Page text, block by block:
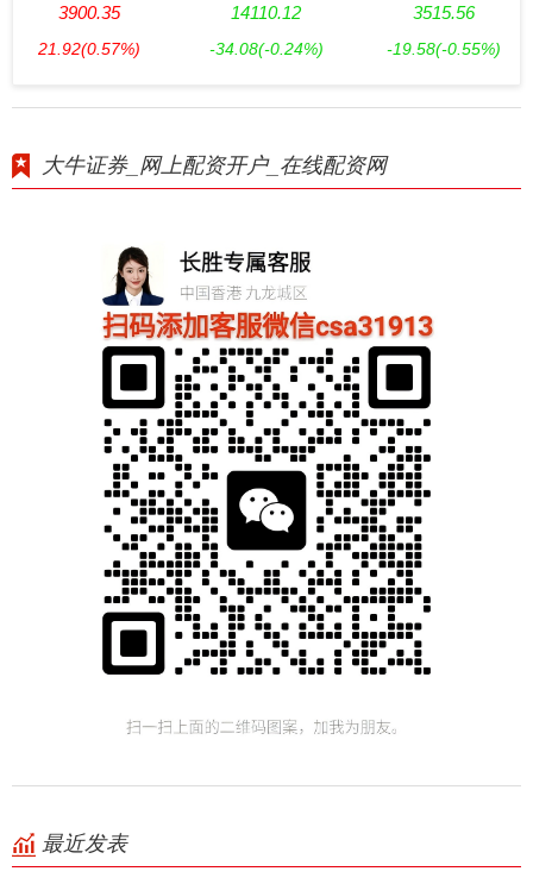
3900.35
21.92(0.57%)
14110.12
-34.08(-0.24%)
3515.56
-19.58(-0.55%)
大牛证券_网上配资开户_在线配资网
最近发表